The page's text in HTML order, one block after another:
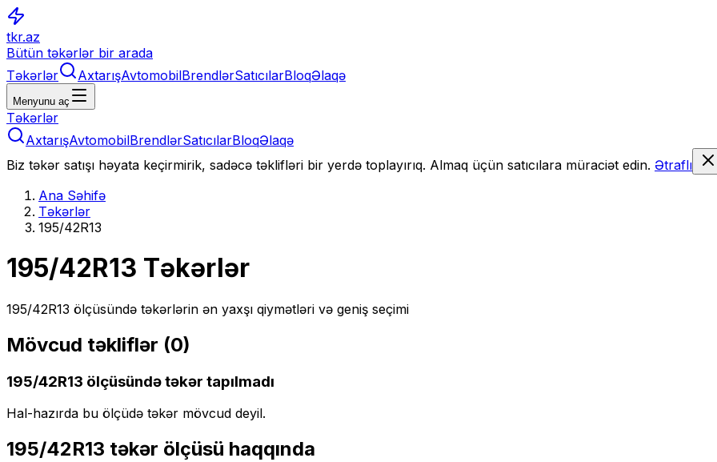
tkr.az
Bütün təkərlər bir arada
Təkərlər
AxtarışAvtomobilBrendlərSatıcılarBloqƏlaqə
Menyunu aç
Təkərlər
AxtarışAvtomobilBrendlərSatıcılarBloqƏlaqə
Biz təkər satışı həyata keçirmirik, sadəcə təklifləri bir yerdə toplayırıq. Almaq üçün satıcılara müraciət edin. Ətraflı
Ana Səhifə
Təkərlər
195/42R13
195/42R13 Təkərlər
195/42R13 ölçüsündə təkərlərin ən yaxşı qiymətləri və geniş seçimi
Mövcud təkliflər (0)
195/42R13 ölçüsündə təkər tapılmadı
Hal-hazırda bu ölçüdə təkər mövcud deyil.
195/42R13 təkər ölçüsü haqqında